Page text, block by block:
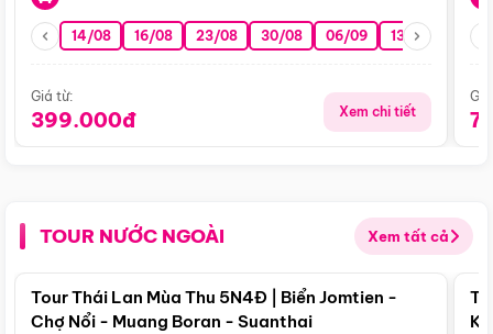
14/08 16/08 23/08 30/08 06/09 13/09 20/09
Giá từ:
399.000đ Xem chi tiết
TOUR NƯỚC NGOÀI Xem tất cả
Điểm nổi bật
Tour Thái Lan Mùa Thu 5N4Đ | Biển Jomtien -
Chợ Nổi - Muang Boran - Suanthai